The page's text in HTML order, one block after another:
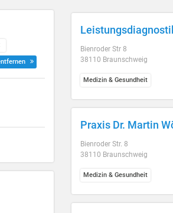
Bienroder Str 8
38110 Braunschweig
Medizin & Gesundheit
Praxis Dr. Martin
Bienroder Str. 8
38110 Braunschweig
Medizin & Gesundheit